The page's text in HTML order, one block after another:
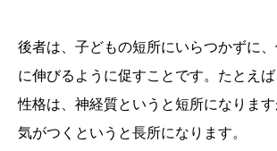
後者は、子どもの短所にいらつかずに
に伸びるように促すことです。たとえ
性格は、神経質というと短所になります
気がつくというと長所になります。